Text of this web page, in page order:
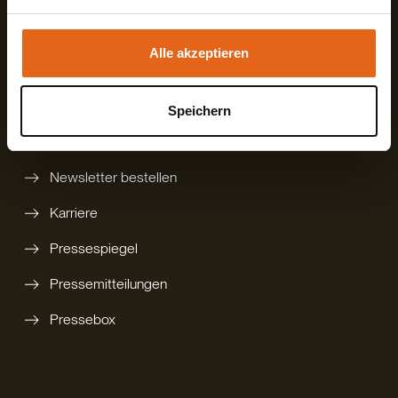
unsere Webseite weiterhin nutzen.
Alle akzeptieren
Speichern
digitalen Katalog bestellen
Rückruf anfordern
Newsletter bestellen
Karriere
Pressespiegel
Pressemitteilungen
Pressebox